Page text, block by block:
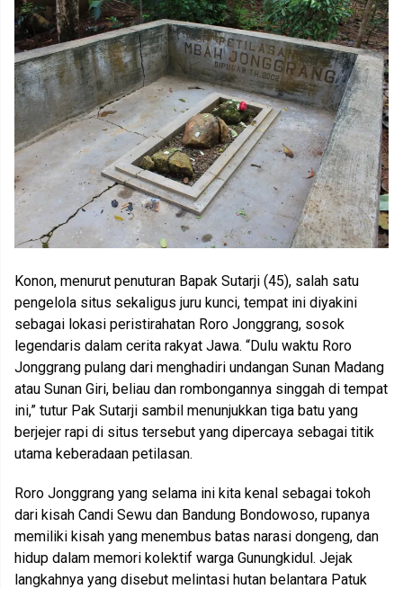
Konon, menurut penuturan Bapak Sutarji (45), salah satu
pengelola situs sekaligus juru kunci, tempat ini diyakini
sebagai lokasi peristirahatan Roro Jonggrang, sosok
legendaris dalam cerita rakyat Jawa. “Dulu waktu Roro
Jonggrang pulang dari menghadiri undangan Sunan Madang
atau Sunan Giri, beliau dan rombongannya singgah di tempat
ini,” tutur Pak Sutarji sambil menunjukkan tiga batu yang
berjejer rapi di situs tersebut yang dipercaya sebagai titik
utama keberadaan petilasan.
Roro Jonggrang yang selama ini kita kenal sebagai tokoh
dari kisah Candi Sewu dan Bandung Bondowoso, rupanya
memiliki kisah yang menembus batas narasi dongeng, dan
hidup dalam memori kolektif warga Gunungkidul. Jejak
langkahnya yang disebut melintasi hutan belantara Patuk